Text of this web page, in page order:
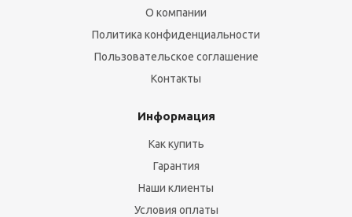
О компании
Политика конфиденциальности
Пользовательское соглашение
Контакты
Информация
Как купить
Гарантия
Наши клиенты
Условия оплаты